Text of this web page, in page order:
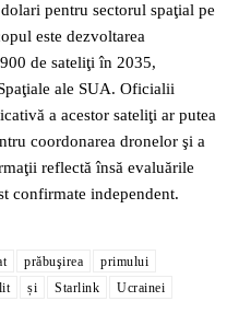
pentru sectorul spaţial pe
este dezvoltarea
de sateliţi în 2035,
ale SUA. Oficialii
a acestor sateliţi ar putea
coordonarea dronelor şi a
reflectă însă evaluările
confirmate independent.
prăbuşirea
primului
și Starlink Ucrainei